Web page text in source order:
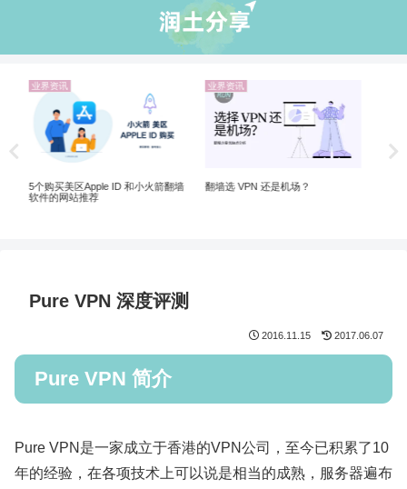
业界资讯
ChatGPT 国内怎么注册使用？解锁
ChatGPT 注册的机场VPN推荐
机场推荐
2026年稳定高速4K机场推荐
Pure VPN 深度评测
2016.11.15 2017.06.07
Pure VPN 简介
Pure VPN是一家成立于香港的VPN公司，至今已积累了10
年的经验，在各项技术上可以说是相当的成熟，服务器遍布